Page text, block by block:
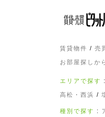
賃貸物件 / 売
お部屋探しか
エリアで探す :
高松・西浜 /
種別で探す :